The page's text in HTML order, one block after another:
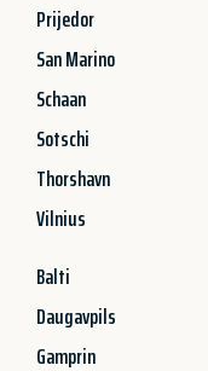
Prijedor
San Marino
Schaan
Sotschi
Thorshavn
Vilnius
Balti
Daugavpils
Gamprin